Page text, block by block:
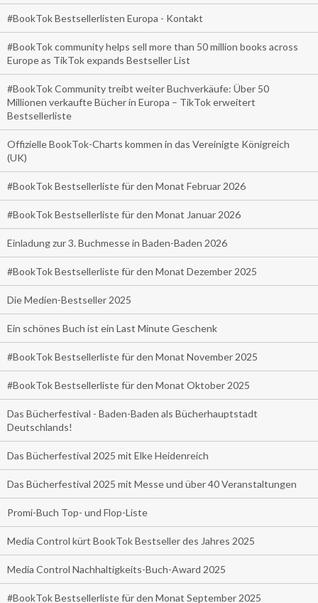
#BookTok Bestsellerlisten Europa - Kontakt
#BookTok community helps sell more than 50 million books across
Europe as TikTok expands Bestseller List
#BookTok Community treibt weiter Buchverkäufe: Über 50
Millionen verkaufte Bücher in Europa – TikTok erweitert
Bestsellerliste
Offizielle BookTok-Charts kommen in das Vereinigte Königreich
(UK)
#BookTok Bestsellerliste für den Monat Februar 2026
#BookTok Bestsellerliste für den Monat Januar 2026
Einladung zur 3. Buchmesse in Baden-Baden 2026
#BookTok Bestsellerliste für den Monat Dezember 2025
Die Medien-Bestseller 2025
Ein schönes Buch ist ein Last Minute Geschenk
#BookTok Bestsellerliste für den Monat November 2025
#BookTok Bestsellerliste für den Monat Oktober 2025
Das Bücherfestival - Baden-Baden als Bücherhauptstadt
Deutschlands!
Das Bücherfestival 2025 mit Elke Heidenreich
Das Bücherfestival 2025 mit Messe und über 40 Veranstaltungen
Promi-Buch Top- und Flop-Liste
Media Control kürt BookTok Bestseller des Jahres 2025
Media Control Nachhaltigkeits-Buch-Award 2025
#BookTok Bestsellerliste für den Monat September 2025